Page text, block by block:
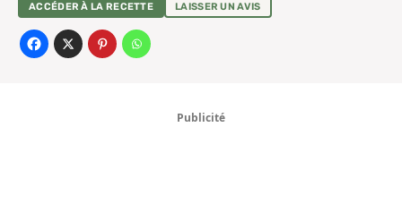
ACCÉDER À LA RECETTE LAISSER UN AVIS
Publicité